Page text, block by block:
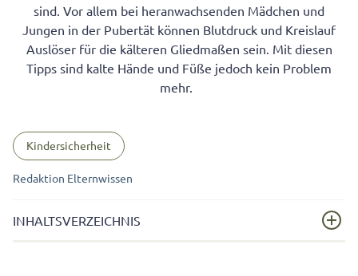
sind. Vor allem bei heranwachsenden Mädchen und
Jungen in der Pubertät können Blutdruck und Kreislauf
Auslöser für die kälteren Gliedmaßen sein. Mit diesen
Tipps sind kalte Hände und Füße jedoch kein Problem
mehr.
Kindersicherheit
Redaktion Elternwissen
INHALTSVERZEICHNIS